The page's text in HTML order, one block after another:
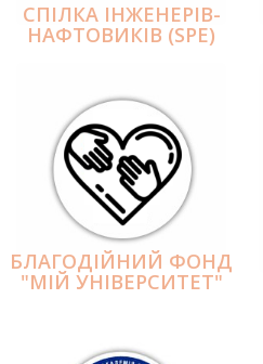
СПІЛКА ІНЖЕНЕРІВ-
НАФТОВИКІВ (SPE)
БЛАГОДІЙНИЙ ФОНД
"МІЙ УНІВЕРСИТЕТ"